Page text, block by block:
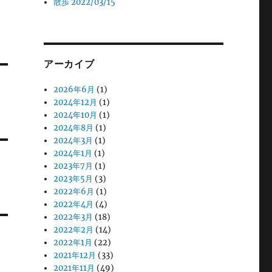
散歩 2022/03/15
アーカイブ
2026年6月 (1)
2024年12月 (1)
2024年10月 (1)
2024年8月 (1)
2024年3月 (1)
2024年1月 (1)
2023年7月 (1)
2023年5月 (3)
2022年6月 (1)
2022年4月 (4)
2022年3月 (18)
2022年2月 (14)
2022年1月 (22)
2021年12月 (33)
2021年11月 (49)